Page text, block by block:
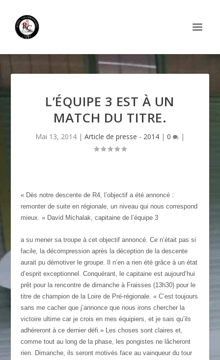
L’ÉQUIPE 3 EST À UN
MATCH DU TITRE.
Mai 13, 2014 | Article de presse - 2014 | 0 |
« Dès notre descente de R4, l’objectif a été annoncé :
remonter de suite en régionale, un niveau qui nous correspond
mieux. » David Michalak, capitaine de l’équipe 3
a su mener sa troupe à cet objectif annoncé. Ce n’était pas si
facile, la décompression après la déception de la descente
aurait pu démotiver le groupe. Il n’en a rien été grâce à un état
d’esprit exceptionnel. Conquérant, le capitaine est aujourd’hui
prêt pour la rencontre de dimanche à Fraisses (13h30) pour le
titre de champion de la Loire de Pré-régionale. « C’est toujours
sans me cacher que j’annonce que nous irons chercher la
victoire ultime car je crois en mes équipiers, et je sais qu’ils
adhéreront à ce dernier défi.» Les choses sont claires et,
comme tout au long de la phase, les pongistes ne lâcheront
rien. Dimanche, ils seront motivés face au vainqueur du tour